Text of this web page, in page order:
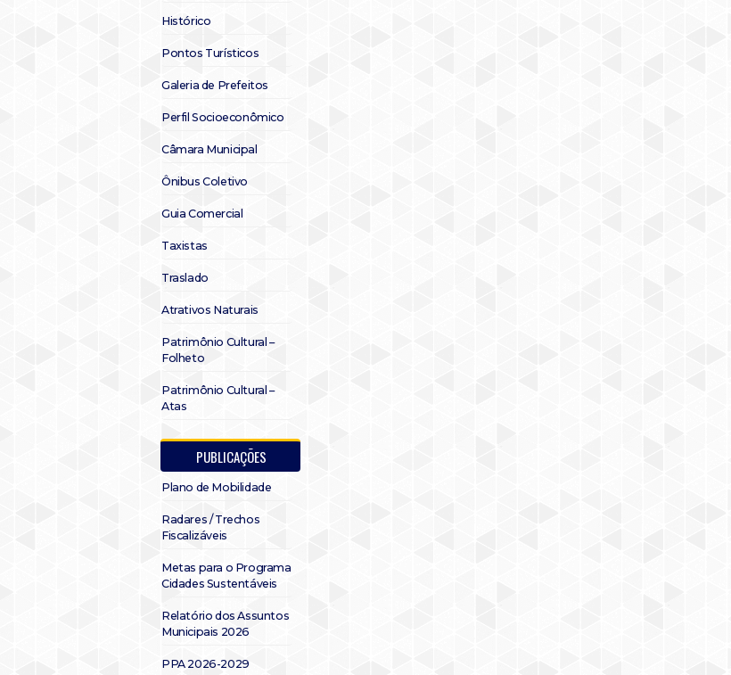
Histórico
Pontos Turísticos
Galeria de Prefeitos
Perfil Socioeconômico
Câmara Municipal
Ônibus Coletivo
Guia Comercial
Taxistas
Traslado
Atrativos Naturais
Patrimônio Cultural –
Folheto
Patrimônio Cultural –
Atas
PUBLICAÇÕES
Plano de Mobilidade
Radares / Trechos
Fiscalizáveis
Metas para o Programa
Cidades Sustentáveis
Relatório dos Assuntos
Municipais 2026
PPA 2026-2029